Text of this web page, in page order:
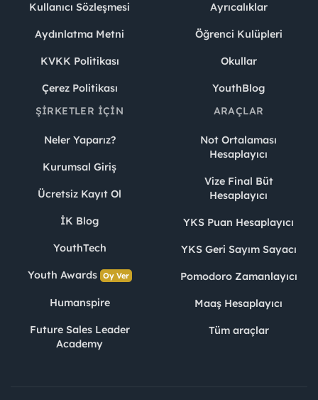
Kullanıcı Sözleşmesi
Aydınlatma Metni
KVKK Politikası
Çerez Politikası
Ayrıcalıklar
Öğrenci Kulüpleri
Okullar
YouthBlog
ŞIRKETLER İÇIN
Neler Yaparız?
Kurumsal Giriş
Ücretsiz Kayıt Ol
İK Blog
YouthTech
Youth Awards Oy Ver
Humanspire
Future Sales Leader
Academy
ARAÇLAR
Not Ortalaması
Hesaplayıcı
Vize Final Büt
Hesaplayıcı
YKS Puan Hesaplayıcı
YKS Geri Sayım Sayacı
Pomodoro Zamanlayıcı
Maaş Hesaplayıcı
Tüm araçlar